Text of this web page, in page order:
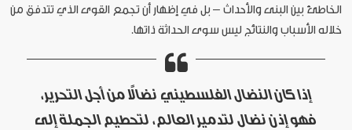
الخاطئ بين البنى والأحداث – بل في إظهار أن تجمع القوى الذي تتدفق من
خلاله الأسباب والنتائج ليس سوى الحداثة ذاتها.
إذا كان النضال الفلسطيني نضالاً من أجل التحرير،
فهو إذن نضال لتدمير العالم، لتحطيم الجملة إلى